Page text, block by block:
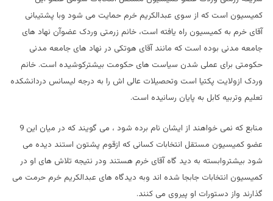
کمیسیون است که از سوی عبدالکریم خرم حمایت می شود وبا پشتیبانی
آقای خرم به کمیسیون راه یافته است، خانم زرمتی وردک عضوآن نهاد های
جامعه مدنی بوده است که مانند آقای هوتکی در نهاد های جامعه مدنی
حکومتی برای عملی شدن سیاست های حکومت بیشترکوشیده است. خانم
وردک ازولایت پکتیا است وتحصیلات عالی اش را به درجه ليسانس دردانشکده
تعلیم وتربیه کابل به پایان رسانیده است.
منابع که نمی خواهند از ایشان نام برده شود ، می گویند که در میان این 9
عضو کمیسیون مستقل انتخابات کسانی که ازقوم پشتون استند دیده می
شود بیشتروابسته به دید گاه آقای خرم هستند ودر نتیجه تلاش های او در
کمیسیون انتخابات جابجا شده اند وبه دیدگاه های عبدالکریم خرم حرمت می
گذارند واز دستورات او پیروی می کنند.